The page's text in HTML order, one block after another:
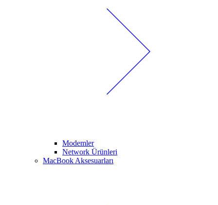
Modemler
Network Ürünleri
MacBook Aksesuarları